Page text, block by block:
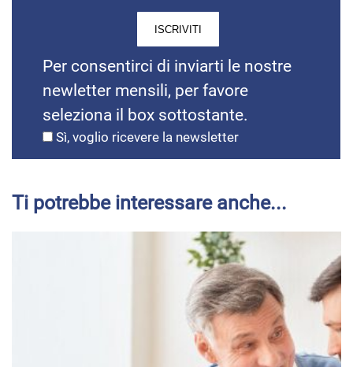
Per consentirci di inviarti le nostre
newletter mensili, per favore
seleziona il box sottostante.
Sì, voglio ricevere la newsletter
Ti potrebbe interessare anche...